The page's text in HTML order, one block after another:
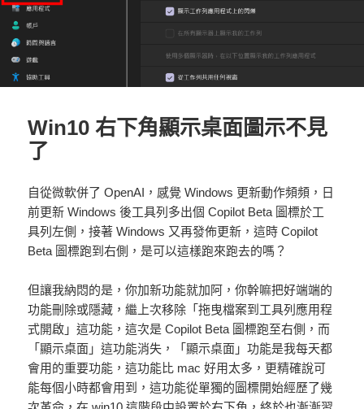
Win10 右下角顯示桌面圖示不見
了
自從微軟併了 OpenAI，感覺 Windows 更新動作頻頻，日
前更新 Windows 後工具列多出個 Copilot Beta 圖標於工
具列左側，接著 Windows 又再發佈更新，這時 Copilot
Beta 圖標跑到右側，是可以這樣跑來跑去的嗎？
但讓我納悶的是，你加新功能就加阿，你幹嘛把好端端的
功能刪除或隱藏，繼上次移除「拖曳檔案到工具列應用程
式開啟」這功能，這次是 Copilot Beta 圖標跑至右側，而
「顯示桌面」這功能消失，「顯示桌面」功能是我每天都
會用的重要功能，這功能比 mac 好用太多，更精確說可
能每個小時都會用到，這功能從單獨的圖標開始經歷了幾